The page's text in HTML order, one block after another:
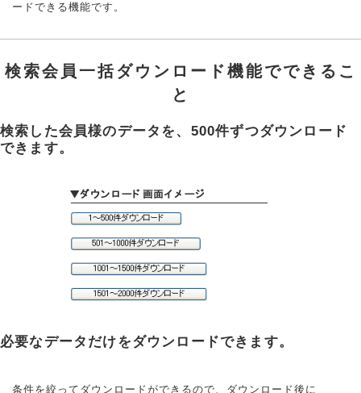
ードできる機能です。
検索会員一括ダウンロード機能でできるこ
と
検索した会員様のデータを、500件ずつダウンロード
できます。
必要なデータだけをダウンロードできます。
条件を絞ってダウンロードができるので、ダウンロード後に